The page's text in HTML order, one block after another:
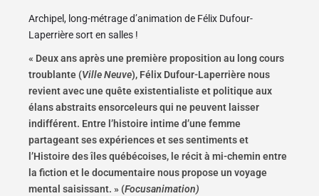
Archipel, long-métrage d’animation de Félix Dufour-
Laperrière sort en salles !
« Deux ans après une première proposition au long cours
troublante (Ville Neuve), Félix Dufour-Laperrière nous
revient avec une quête existentialiste et politique aux
élans abstraits ensorceleurs qui ne peuvent laisser
indifférent. Entre l’histoire intime d’une femme
partageant ses expériences et ses sentiments et
l’Histoire des îles québécoises, le récit à mi-chemin entre
la fiction et le documentaire nous propose un voyage
mental saisissant. » (Focusanimation)